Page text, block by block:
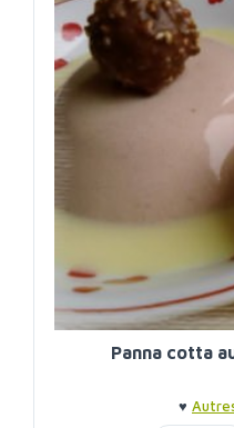
Panna cotta
♥